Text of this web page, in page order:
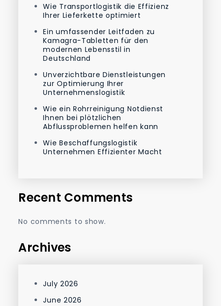
Wie Transportlogistik die Effizienz
Ihrer Lieferkette optimiert
Ein umfassender Leitfaden zu
Kamagra-Tabletten für den
modernen Lebensstil in
Deutschland
Unverzichtbare Dienstleistungen
zur Optimierung Ihrer
Unternehmenslogistik
Wie ein Rohrreinigung Notdienst
Ihnen bei plötzlichen
Abflussproblemen helfen kann
Wie Beschaffungslogistik
Unternehmen Effizienter Macht
Recent Comments
No comments to show.
Archives
July 2026
June 2026